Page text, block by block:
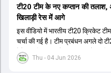
Thu - 04 Jun 2026
टी20 टीम के नए कप्तान की तलाश,
खिलाड़ी रेस में आगे
इस वीडियो में भारतीय टी20 क्रिकेट
चर्चा की गई है। टीम प्रबंधन अगले दो
ऐसे युवा खिलाड़ी को कप्तान बनाने पर
नेतृत्व कर सके। चर्चा में बताया गया है